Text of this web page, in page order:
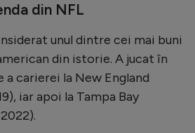
din NFL
unul dintre cei mai buni
din istorie. A jucat în
a carierei la New England
iar apoi la Tampa Bay